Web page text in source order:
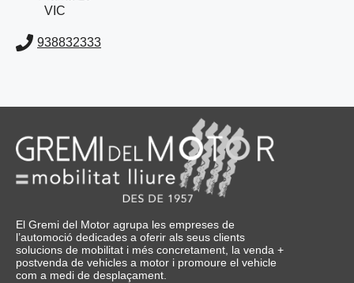
VIC
938832333
El Gremi del Motor agrupa les empreses de
l’automoció dedicades a oferir als seus clients
solucions de mobilitat i més concretament, la venda +
postvenda de vehicles a motor i promoure el vehicle
com a medi de desplaçament.